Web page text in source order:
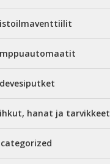
hanat ja tarvikkeet